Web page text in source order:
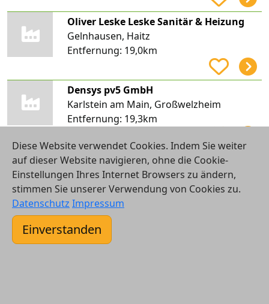
Oliver Leske Leske Sanitär & Heizung
Gelnhausen, Haitz
Entfernung: 19,0km
Densys pv5 GmbH
Karlstein am Main, Großwelzheim
Entfernung: 19,3km
Frank Lembach GmbH & Co. KG
Großwallstadt
Entfernung:19,5km
Kleinwallstadt
Diese Website verwendet Cookies. Indem Sie weiter
auf dieser Website navigieren, ohne die Cookie-
Einstellungen Ihres Internet Browsers zu ändern,
stimmen Sie unserer Verwendung von Cookies zu.
Datenschutz Impressum
Einverstanden